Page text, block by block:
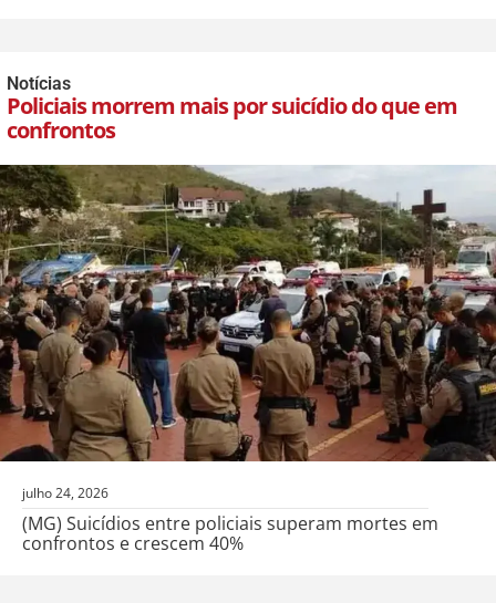
Notícias
Policiais morrem mais por suicídio do que em
confrontos
julho 24, 2026
(MG) Suicídios entre policiais superam mortes em
confrontos e crescem 40%